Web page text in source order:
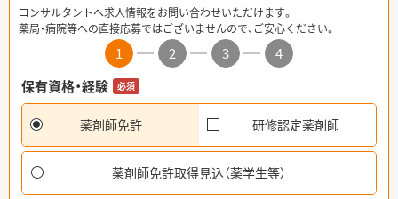
コンサルタントへ求人情報をお問い合わせいただけます。
薬局・病院等への直接応募ではございませんので、ご安心ください。
1 2 3
4
保有資格・経験
必須
薬剤師免許 研修認定薬剤師
薬剤師免許取得見込（薬学生等）